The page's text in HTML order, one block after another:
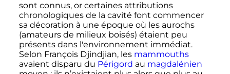
sont connus, or certaines attributions
chronologiques de la cavité font commencer
sa décoration à une époque où les aurochs
(amateurs de milieux boisés) étaient peu
présents dans l'environnement immédiat.
Selon François Djindjian, les mammouths
avaient disparu du Périgord au magdalénien